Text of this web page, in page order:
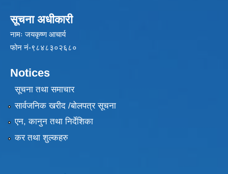
सूचना अधीकारी
नामः जयकृष्ण आचार्य
फोन नं-९८४८३०२६८०
Notices
सूचना तथा समाचार
सार्वजनिक खरीद /बोलपत्र सूचना
एन, कानुन तथा निर्देशिका
कर तथा शुल्कहरु